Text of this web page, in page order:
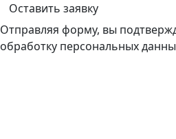
Оставить заявку
Отправляя форму, вы
обработку персональных